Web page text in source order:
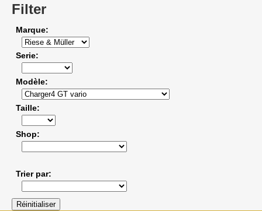
Filter
Marque
Serie
Modèle
Taille
Shop
Trier par